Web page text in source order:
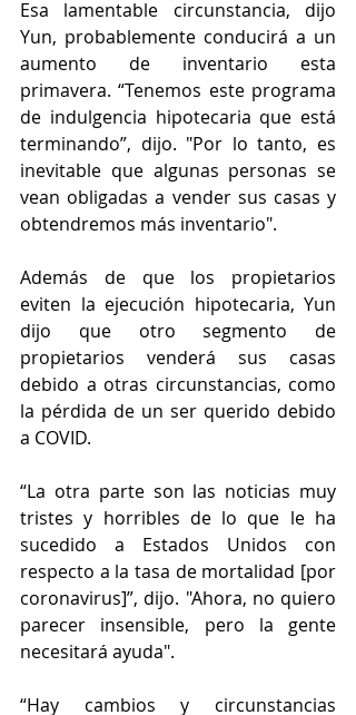
Esa lamentable circunstancia, dijo
Yun, probablemente conducirá a un
aumento de inventario esta
primavera. “Tenemos este programa
de indulgencia hipotecaria que está
terminando”, dijo. "Por lo tanto, es
inevitable que algunas personas se
vean obligadas a vender sus casas y
obtendremos más inventario".
Además de que los propietarios
eviten la ejecución hipotecaria, Yun
dijo que otro segmento de
propietarios venderá sus casas
debido a otras circunstancias, como
la pérdida de un ser querido debido
a COVID.
“La otra parte son las noticias muy
tristes y horribles de lo que le ha
sucedido a Estados Unidos con
respecto a la tasa de mortalidad [por
coronavirus]”, dijo. "Ahora, no quiero
parecer insensible, pero la gente
necesitará ayuda".
“Hay cambios y circunstancias